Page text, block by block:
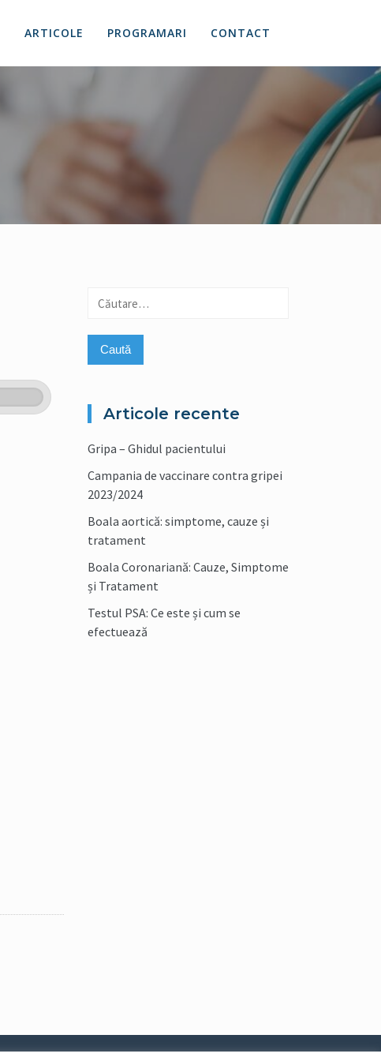
ARTICOLE PROGRAMARI CONTACT
Caută
Articole recente
Gripa – Ghidul pacientului
Campania de vaccinare contra gripei
2023/2024
Boala aortică: simptome, cauze și
tratament
Boala Coronariană: Cauze, Simptome
și Tratament
Testul PSA: Ce este și cum se
efectuează